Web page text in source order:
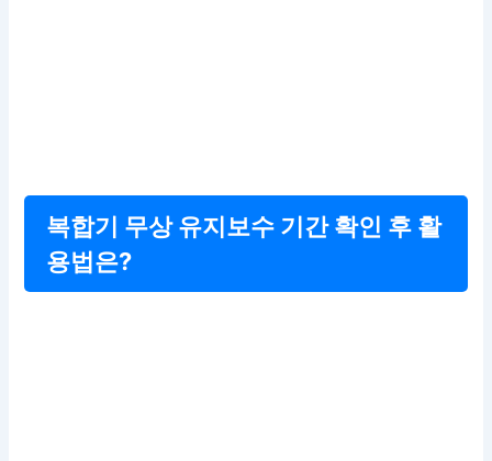
복합기 무상 유지보수 기간 확인 후 활
용법은?